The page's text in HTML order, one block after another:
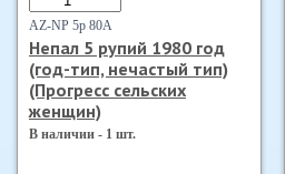
AZ-NP 5р 80А
Непал 5 рупий 1980 год
(год-тип, нечастый тип)
(Прогресс сельских
женщин)
В наличии - 1 шт.